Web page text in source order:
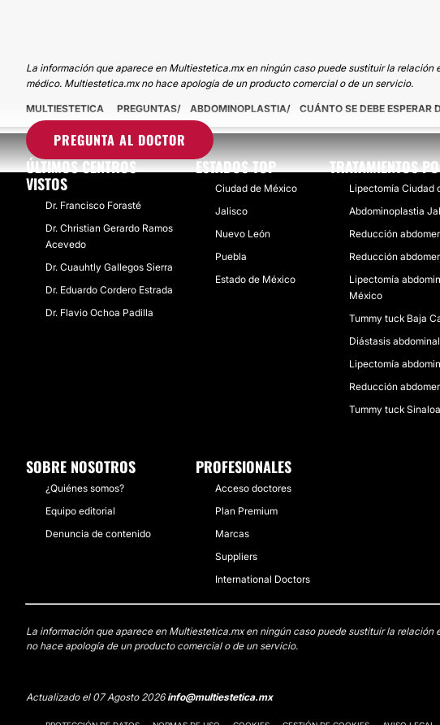
La información que aparece en Multiestetica.mx en ningún caso puede sustituir la relación
médico. Multiestetica.mx no hace apología de un producto comercial o de un servicio.
PREGUNTA AL DOCTOR
MULTIESTETICA PREGUNTAS ABDOMINOPLASTIA CUÁNTO SE DEBE ESPERAR
ÚLTIMOS CENTROS
VISTOS
Dr. Francisco Forasté
Dr. Christian Gerardo Ramos
Acevedo
Dr. Cuauhtly Gallegos Sierra
Dr. Eduardo Cordero Estrada
Dr. Flavio Ochoa Padilla
ESTADOS TOP
Ciudad de México
Jalisco
Nuevo León
Puebla
Estado de México
TRATAMIENTOS
Lipectomía Ciudad
Abdominoplastia
Reducción
Reducción
Lipectomía
México
Tummy tuck Baja
Diástasis
Lipectomía
Reducción
Tummy tuck Sinaloa
SOBRE NOSOTROS
¿Quiénes somos?
Equipo editorial
Denuncia de contenido
PROFESIONALES
Acceso doctores
Plan Premium
Marcas
Suppliers
International Doctors
La información que aparece en Multiestetica.mx en ningún caso puede sustituir la
no hace apología de un producto comercial o de un servicio.
Actualizado el 07 Agosto 2026info@multiestetica.mx